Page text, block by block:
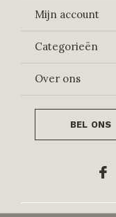
Mijn account
Categorieën
Over ons
BEL ONS